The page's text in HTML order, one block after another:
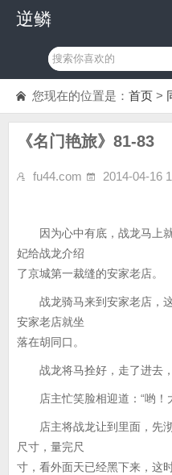
逆鳞
您现在的位置是： 首页 >
《名门艳旅》81-83
fu44.com 2014-04-16
第８１章
因为心中有底，战龙马上就
妃给战龙介绍
了京城第一裁缝的安家老店。
战龙骑马来到安家老店，这
安家老店就坐
落在胡同口。
战龙将马拴好，走了进去，
店主忙笑脸相迎道：“哟！
店主将战龙让到里面，先沏
尺寸，量完尺
寸，看外面天已经黑下来，这